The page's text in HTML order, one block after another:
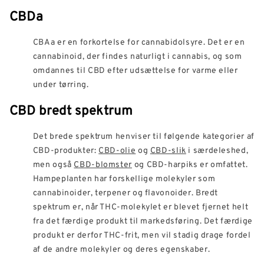
CBDa
CBAa er en forkortelse for cannabidolsyre. Det er en
cannabinoid, der findes naturligt i cannabis, og som
omdannes til CBD efter udsættelse for varme eller
under tørring.
CBD bredt spektrum
Det brede spektrum henviser til følgende kategorier af
CBD-produkter: CBD-olie og CBD-slik i særdeleshed,
men også CBD-blomster og CBD-harpiks er omfattet.
Hampeplanten har forskellige molekyler som
cannabinoider, terpener og flavonoider. Bredt
spektrum er, når THC-molekylet er blevet fjernet helt
fra det færdige produkt til markedsføring. Det færdige
produkt er derfor THC-frit, men vil stadig drage fordel
af de andre molekyler og deres egenskaber.